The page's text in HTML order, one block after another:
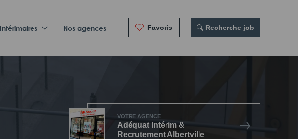
Intérimaires Nos agences Favoris Recherche job
VOTRE AGENCE
Adéquat Intérim &
Recrutement Albertville